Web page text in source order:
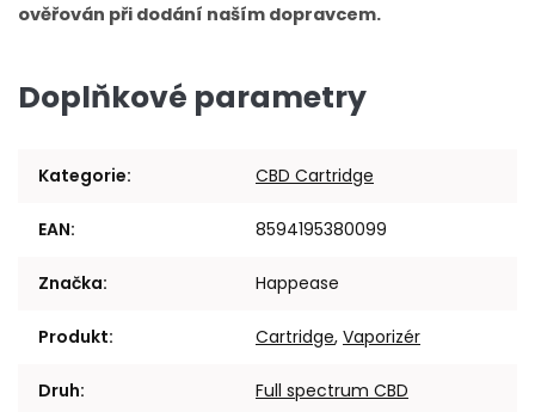
ověřován při dodání naším dopravcem.
Doplňkové parametry
Kategorie: CBD Cartridge
EAN: 8594195380099
Značka: Happease
Produkt: Cartridge, Vaporizér
Druh: Full spectrum CBD